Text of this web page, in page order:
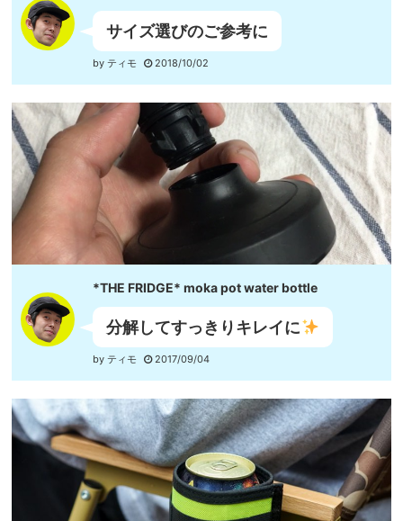
サイズ選びのご参考に
by ティモ 2018/10/02
*THE FRIDGE* moka pot water bottle
分解してすっきりキレイに
by ティモ 2017/09/04